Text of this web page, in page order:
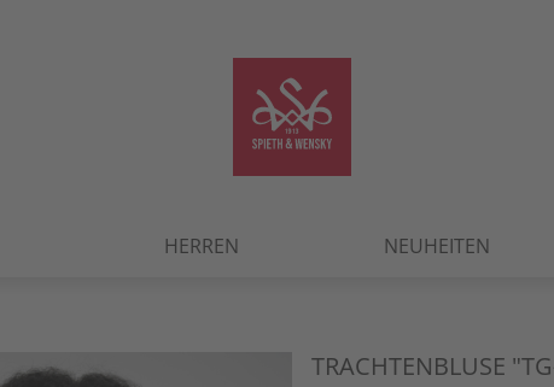
HERREN NEUHEITEN
TRACHTENBLUSE